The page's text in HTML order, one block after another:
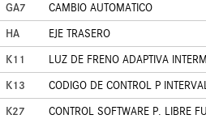
GA7
CAMBIO AUTOMATICO
HA
EJE TRASERO
K11
LUZ DE FRENO ADAPTIVA
K13
CODIGO DE CONTROL P
K27
CONTROL SOFTWARE P. LIBRE